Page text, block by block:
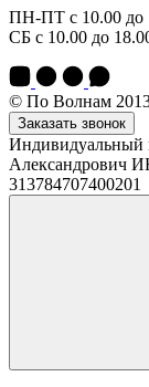
ПН-ПТ с 10.00 до
СБ с 10.00 до
© По Волнам
Заказать звонок
Индивидуальный
Александрович
313784707400201